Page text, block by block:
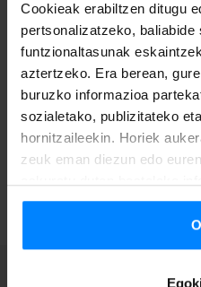
Cookieak erabiltzen ditugu
pertsonalizatzeko, baliabide
funtzionaltasunak
aztertzeko. Era berean,
buruzko informazioa
sozialetako, publizitateko
hornitzaileekin. Horiek
zeuk eman diezun edo
Informazio osoa eta izen
Jaurlaritzaren
Egoitza Elektr o